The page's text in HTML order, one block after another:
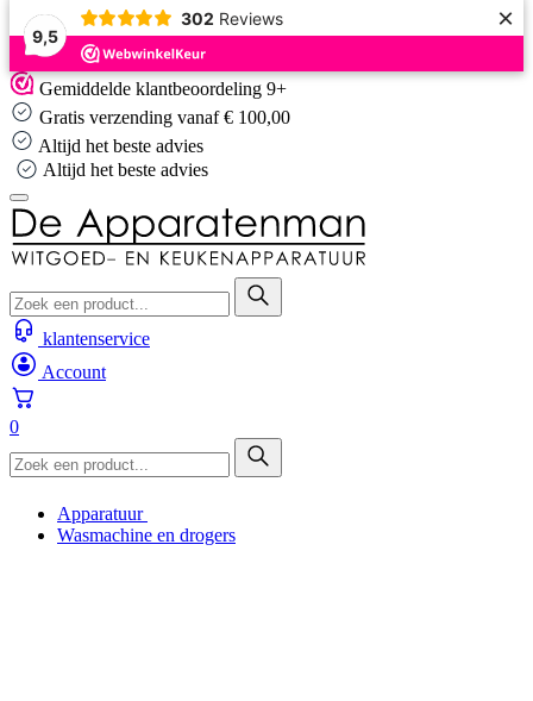
9,5
302 Reviews ×
Skip
to
content
Gemiddelde klantbeoordeling 9+
Gratis verzending vanaf € 100,00
Altijd het beste advies
Altijd het beste advies
klantenservice
Account
0
Apparatuur
Wasmachine en drogers